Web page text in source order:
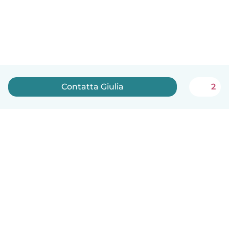
Contatta Giulia 2